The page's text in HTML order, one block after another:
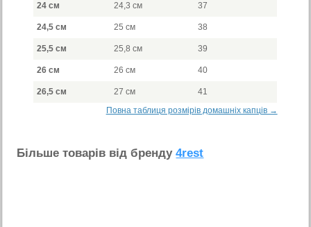
24 см 24,3 см 37
24,5 см 25 см 38
25,5 см 25,8 см 39
26 см 26 см 40
26,5 см 27 см
41
Повна таблиця розмірів домашніх капців →
Бiльше товарiв вiд бренду4rest